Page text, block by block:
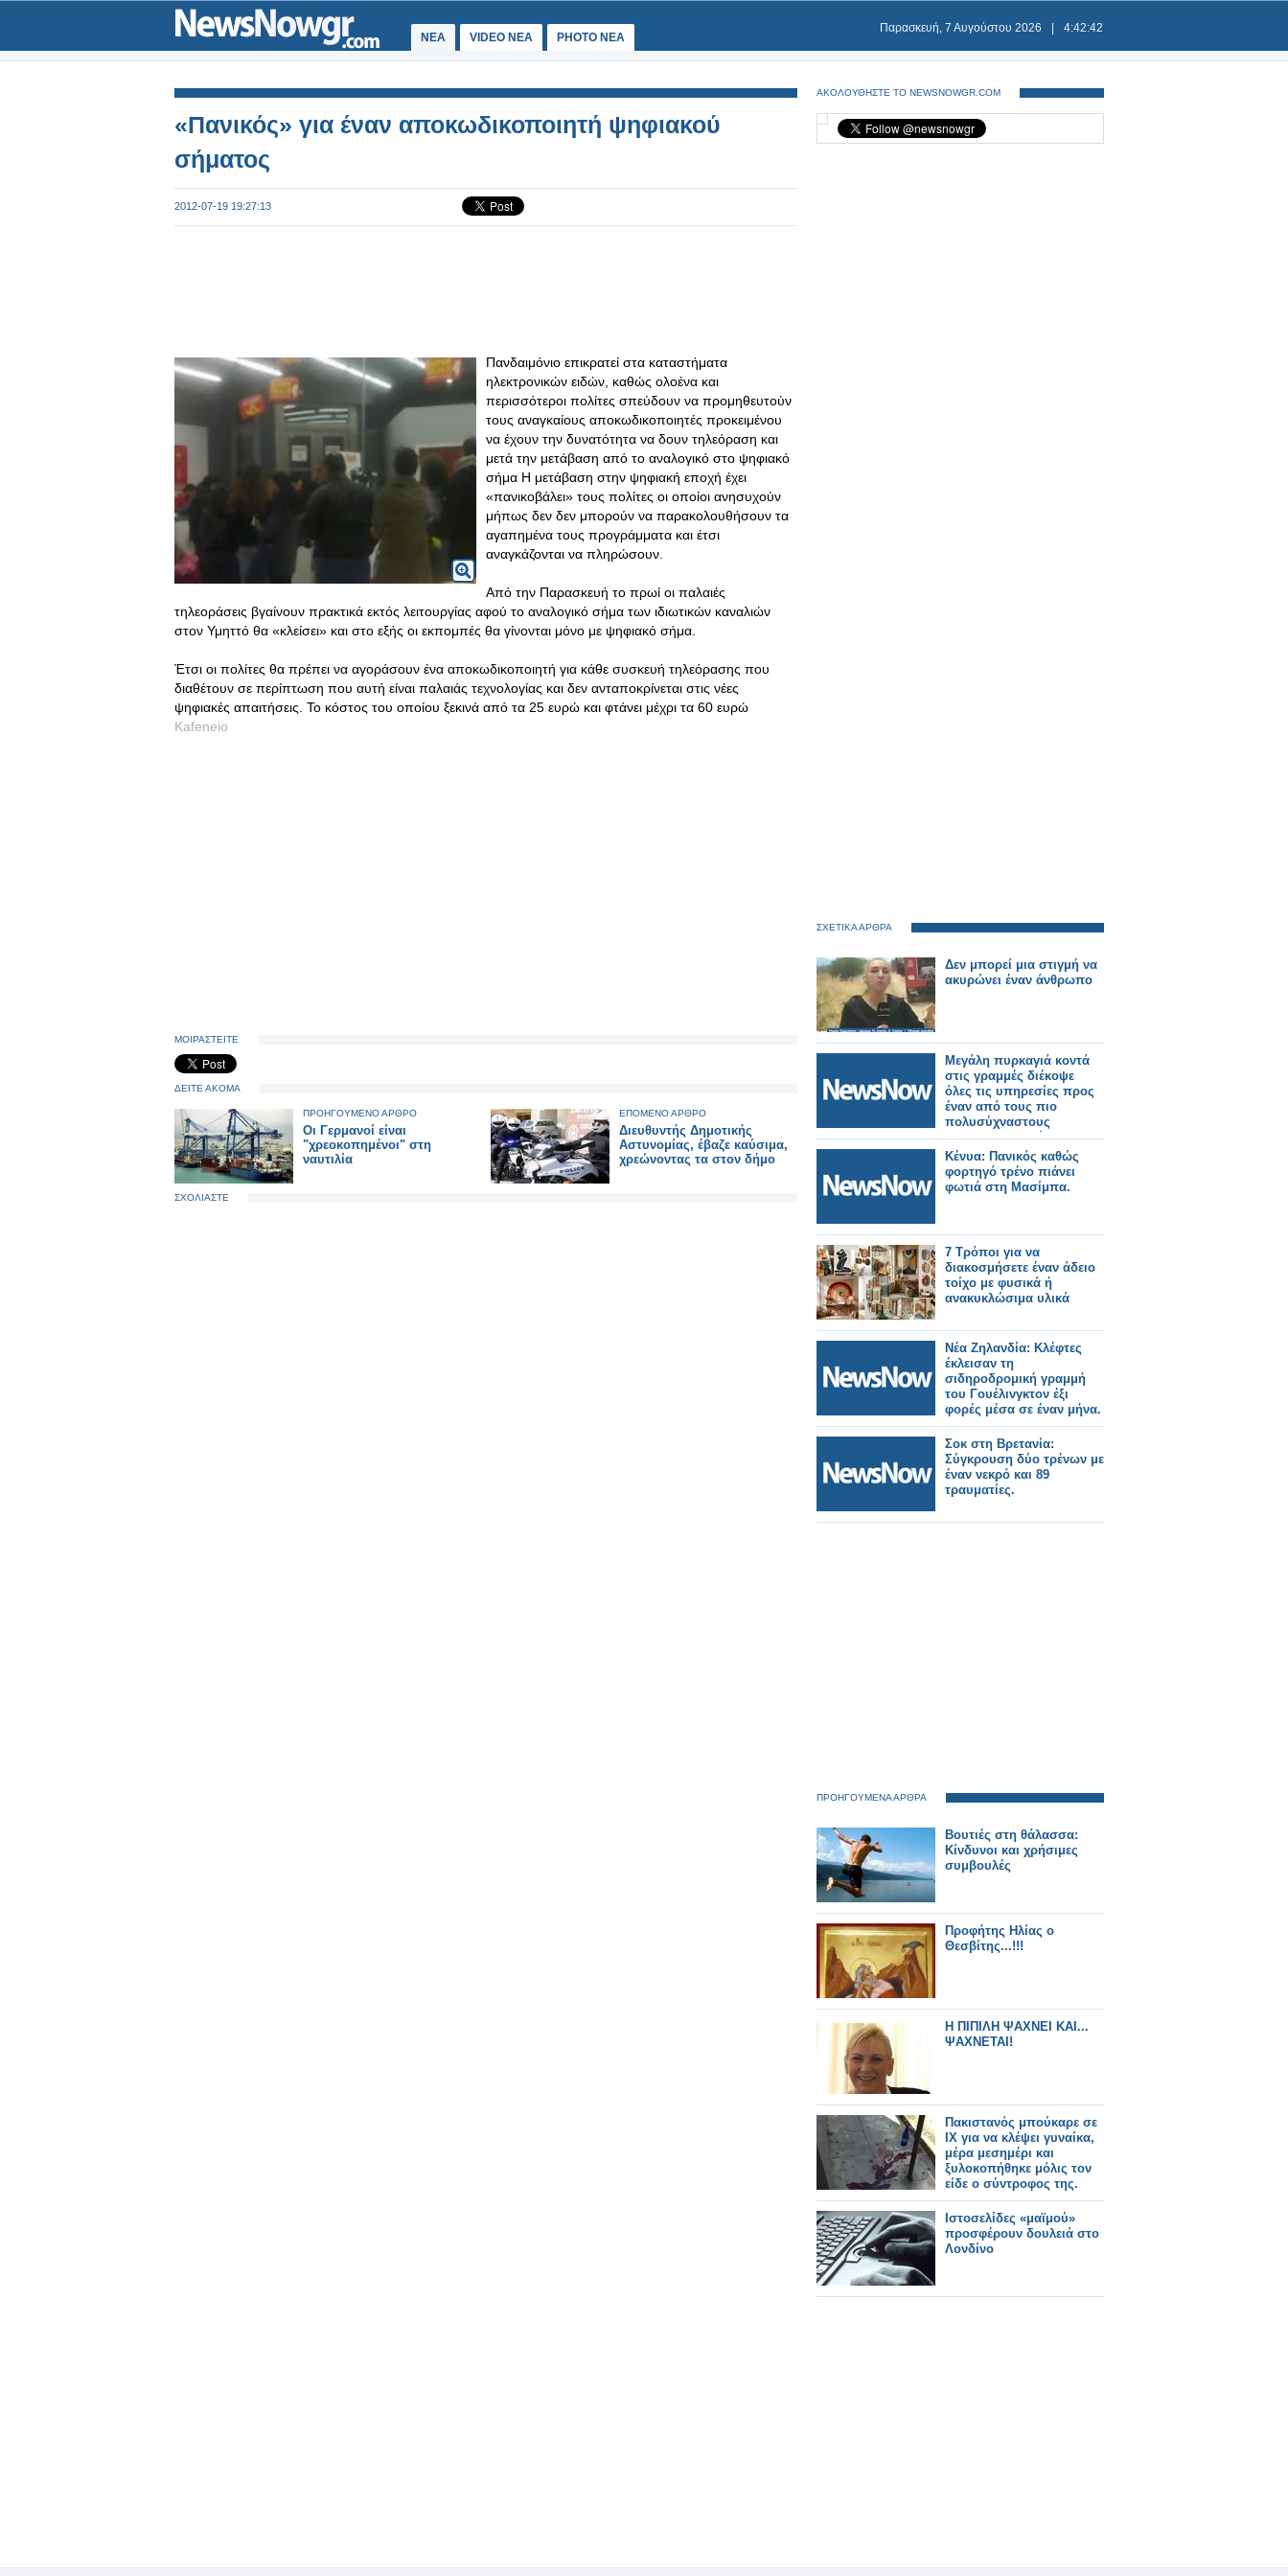
ΝΕΑ VIDEO NEA PHOTO NEA
Παρασκευή, 7 Αυγούστου 2026 4:42:42
«Πανικός» για έναν αποκωδικοποιητή ψηφιακού
σήματος
2012-07-19 19:27:13
Πανδαιμόνιο επικρατεί στα καταστήματα
ηλεκτρονικών ειδών, καθώς ολοένα και
περισσότεροι πολίτες σπεύδουν να προμηθευτούν
τους αναγκαίους αποκωδικοποιητές προκειμένου
να έχουν την δυνατότητα να δουν τηλεόραση και
μετά την μετάβαση από το αναλογικό στο ψηφιακό
σήμα Η μετάβαση στην ψηφιακή εποχή έχει
«πανικοβάλει» τους πολίτες οι οποίοι ανησυχούν
μήπως δεν δεν μπορούν να παρακολουθήσουν τα
αγαπημένα τους προγράμματα και έτσι
αναγκάζονται να πληρώσουν.
Από την Παρασκευή το πρωί οι παλαιές
τηλεοράσεις βγαίνουν πρακτικά εκτός λειτουργίας αφού το αναλογικό σήμα των ιδιωτικών καναλιών
στον Υμηττό θα «κλείσει» και στο εξής οι εκπομπές θα γίνονται μόνο με ψηφιακό σήμα.
Έτσι οι πολίτες θα πρέπει να αγοράσουν ένα αποκωδικοποιητή για κάθε συσκευή τηλεόρασης που
διαθέτουν σε περίπτωση που αυτή είναι παλαιάς τεχνολογίας και δεν ανταποκρίνεται στις νέες
ψηφιακές απαιτήσεις. Το κόστος του οποίου ξεκινά από τα 25 ευρώ και φτάνει μέχρι τα 60 ευρώ
Kafeneio
ΜΟΙΡΑΣΤΕΙΤΕ
ΔΕΙΤΕ ΑΚΟΜΑ
ΠΡΟΗΓΟΥΜΕΝΟ ΑΡΘΡΟ
Οι Γερμανοί είναι
"χρεοκοπημένοι" στη
ναυτιλία
ΕΠΟΜΕΝΟ ΑΡΘΡΟ
Διευθυντής Δημοτικής
Αστυνομίας, έβαζε καύσιμα,
χρεώνοντας τα στον δήμο
ΣΧΟΛΙΑΣΤΕ
ΑΚΟΛΟΥΘΗΣΤΕ ΤΟ NEWSNOWGR.COM
ΣΧΕΤΙΚΑ ΑΡΘΡΑ
Δεν μπορεί μια στιγμή να
ακυρώνει έναν άνθρωπο
Μεγάλη πυρκαγιά κοντά
στις γραμμές διέκοψε
όλες τις υπηρεσίες προς
έναν από τους πιο
πολυσύχναστους
σιδηροδρομικούς
σταθμούς του Λονδίνου.
Κένυα: Πανικός καθώς
φορτηγό τρένο πιάνει
φωτιά στη Μασίμπα.
7 Τρόποι για να
διακοσμήσετε έναν άδειο
τοίχο με φυσικά ή
ανακυκλώσιμα υλικά
Νέα Ζηλανδία: Κλέφτες
έκλεισαν τη
σιδηροδρομική γραμμή
του Γουέλινγκτον έξι
φορές μέσα σε έναν μήνα.
Σοκ στη Βρετανία:
Σύγκρουση δύο τρένων με
έναν νεκρό και 89
τραυματίες.
ΠΡΟΗΓΟΥΜΕΝΑ ΑΡΘΡΑ
Βουτιές στη θάλασσα:
Kίνδυνοι και χρήσιμες
συμβουλές
Προφήτης Ηλίας ο
Θεσβίτης...!!!
Η ΠΙΠΙΛΗ ΨΑΧΝΕΙ ΚΑΙ...
ΨΑΧΝΕΤΑΙ!
Πακιστανός μπούκαρε σε
ΙΧ για να κλέψει γυναίκα,
μέρα μεσημέρι και
ξυλοκοπήθηκε μόλις τον
είδε ο σύντροφος της.
Ιστοσελίδες «μαϊμού»
προσφέρουν δουλειά στο
Λονδίνο